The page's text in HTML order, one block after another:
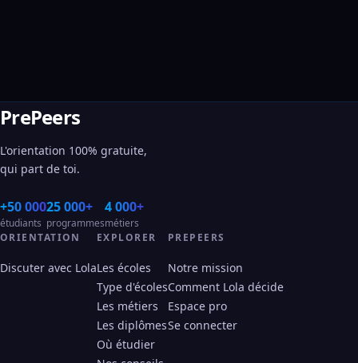
PrePeers
L'orientation 100% gratuite,
qui part de toi.
+50 000
étudiants
25 000+
programmes
4 000+
métiers
ORIENTATION
Discuter avec Lola
EXPLORER
Les écoles
Type d'écoles
Les métiers
Les diplômes
Où étudier
PREPEERS
Notre mission
Comment Lola décide
Espace pro
Se connecter